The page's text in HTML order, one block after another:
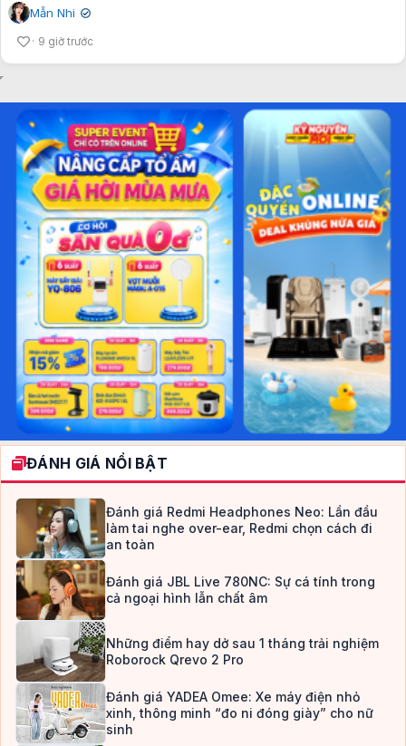
Mẫn Nhi ✔
9 giờ trước
ĐÁNH GIÁ NỔI BẬT
Đánh giá Redmi Headphones Neo: Lần đầu
làm tai nghe over-ear, Redmi chọn cách đi
an toàn
Đánh giá JBL Live 780NC: Sự cá tính trong
cả ngoại hình lẫn chất âm
Những điểm hay dở sau 1 tháng trải nghiệm
Roborock Qrevo 2 Pro
Đánh giá YADEA Omee: Xe máy điện nhỏ
xinh, thông minh “đo ni đóng giày” cho nữ
sinh